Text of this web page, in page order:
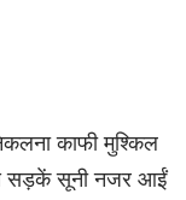
काफी मुश्किल
सड़कें सूनी नजर आईं